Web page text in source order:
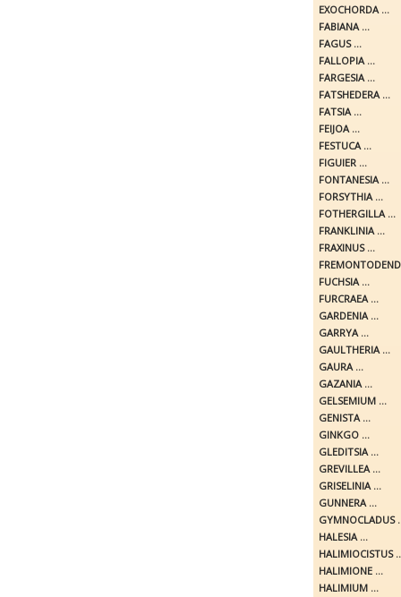
EXOCHORDA ...
FABIANA ...
FAGUS ...
FALLOPIA ...
FARGESIA ...
FATSHEDERA ...
FATSIA ...
FEIJOA ...
FESTUCA ...
FIGUIER ...
FONTANESIA ...
FORSYTHIA ...
FOTHERGILLA ...
FRANKLINIA ...
FRAXINUS ...
FUCHSIA ...
FURCRAEA ...
GARDENIA ...
GARRYA ...
GAULTHERIA ...
GAURA ...
GAZANIA ...
GELSEMIUM ...
GENISTA ...
GINKGO ...
GLEDITSIA ...
GREVILLEA ...
GRISELINIA ...
GUNNERA ...
GYMNOCLADUS
HALESIA ...
HALIMIOCISTUS
HALIMIONE ...
HALIMIUM ...